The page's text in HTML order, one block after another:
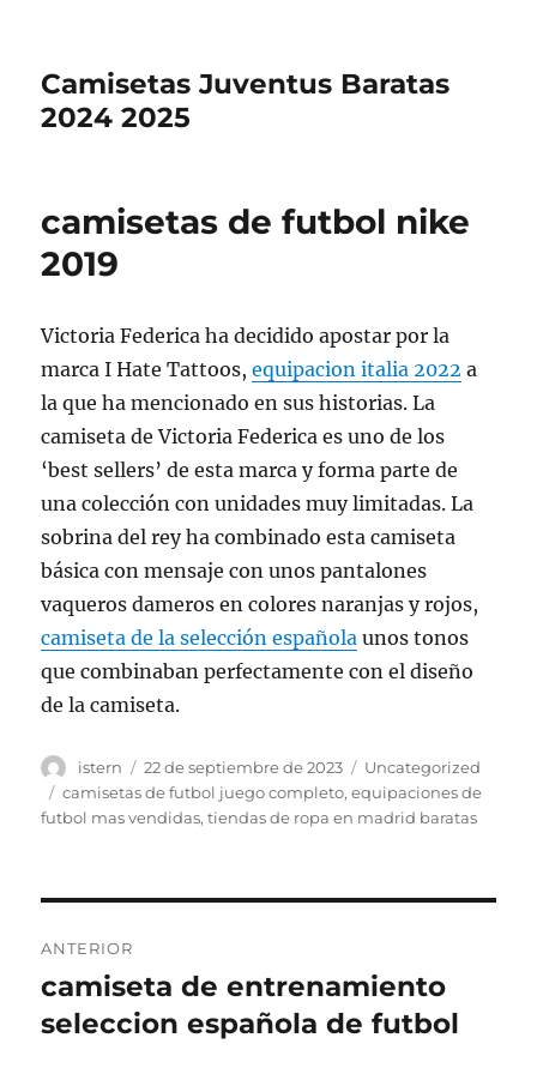
Camisetas Juventus Baratas
2024 2025
camisetas de futbol nike
2019
Victoria Federica ha decidido apostar por la
marca I Hate Tattoos,equipacion italia 2022 a
la que ha mencionado en sus historias. La
camiseta de Victoria Federica es uno de los
‘best sellers’ de esta marca y forma parte de
una colección con unidades muy limitadas. La
sobrina del rey ha combinado esta camiseta
básica con mensaje con unos pantalones
vaqueros dameros en colores naranjas y rojos,
camiseta de la selección española unos tonos
que combinaban perfectamente con el diseño
de la camiseta.
Autor
istern
Publicado
el
22 de septiembre de 2023 Categorías
Uncategorized
Etiquetas
camisetas de futbol juego completo,equipaciones de
futbol mas vendidas,tiendas de ropa en madrid baratas
de
entradas
ANTERIOR
Entrada
anterior:
camiseta de entrenamiento
seleccion española de futbol